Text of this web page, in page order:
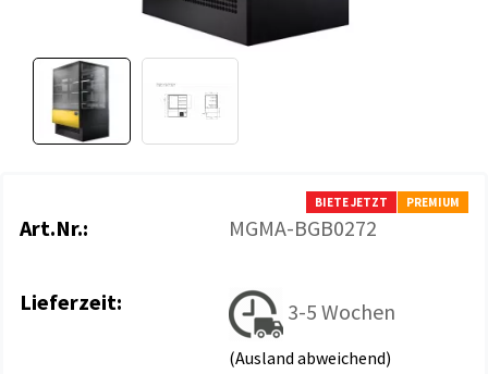
BIETE JETZT PREMIUM
Art.Nr.: MGMA-BGB0272
Lieferzeit: 3-5 Wochen
(Ausland abweichend)